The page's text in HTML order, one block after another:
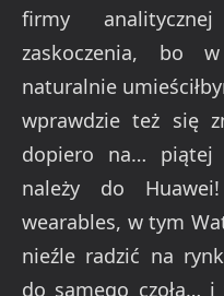
firmy
zaskoczenia, bo
naturalnie
wprawdzie też się
dopiero na… piątej
należy do
wearables, w tym
nieźle radzić na
do samego czoła… i